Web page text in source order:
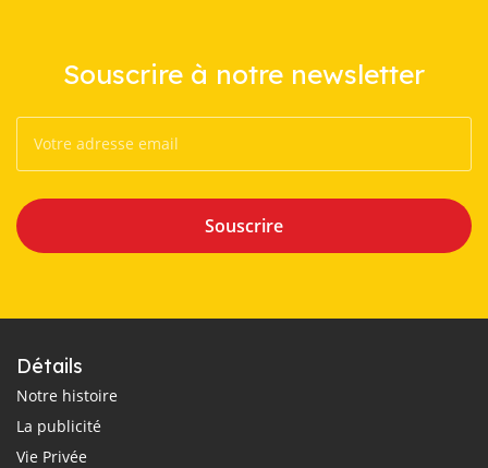
Souscrire à notre newsletter
Souscrire
Détails
Notre histoire
La publicité
Vie Privée